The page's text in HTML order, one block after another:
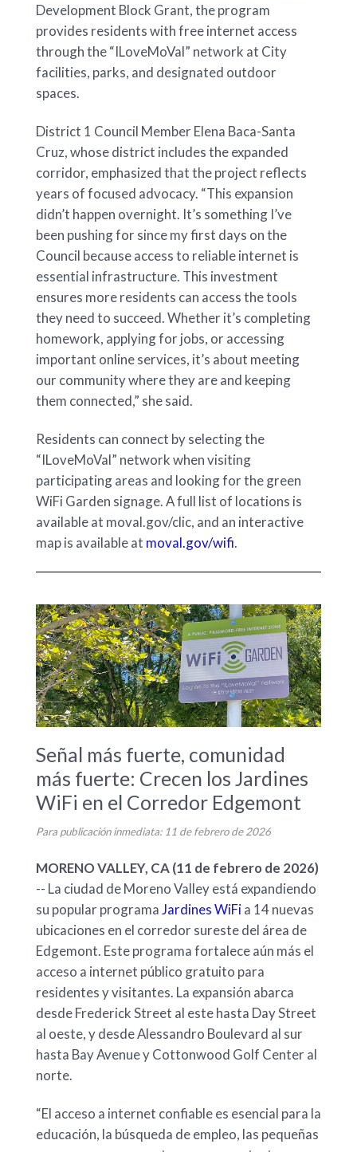
Development Block Grant, the program
provides residents with free internet access
through the “ILoveMoVal” network at City
facilities, parks, and designated outdoor
spaces.
District 1 Council Member Elena Baca-Santa
Cruz, whose district includes the expanded
corridor, emphasized that the project reflects
years of focused advocacy. “This expansion
didn’t happen overnight. It’s something I’ve
been pushing for since my first days on the
Council because access to reliable internet is
essential infrastructure. This investment
ensures more residents can access the tools
they need to succeed. Whether it’s completing
homework, applying for jobs, or accessing
important online services, it’s about meeting
our community where they are and keeping
them connected,” she said.
Residents can connect by selecting the
“ILoveMoVal” network when visiting
participating areas and looking for the green
WiFi Garden signage. A full list of locations is
available at moval.gov/clic, and an interactive
map is available at moval.gov/wifi.
Señal más fuerte, comunidad
más fuerte: Crecen los Jardines
WiFi en el Corredor Edgemont
Para publicación inmediata: 11 de febrero de 2026
MORENO VALLEY, CA (11 de febrero de 2026)
-- La ciudad de Moreno Valley está expandiendo
su popular programaJardines WiFia 14 nuevas
ubicaciones en el corredor sureste del área de
Edgemont. Este programa fortalece aún más el
acceso a internet público gratuito para
residentes y visitantes. La expansión abarca
desde Frederick Street al este hasta Day Street
al oeste, y desde Alessandro Boulevard al sur
hasta Bay Avenue y Cottonwood Golf Center al
norte.
“El acceso a internet confiable es esencial para la
educación, la búsqueda de empleo, las pequeñas